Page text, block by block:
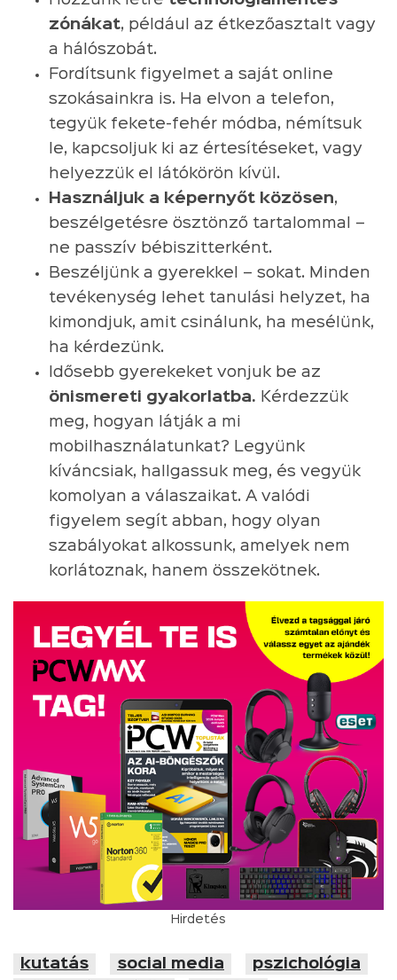
zónákat, például az étkezőasztalt vagy
a hálószobát.
Fordítsunk figyelmet a saját online
szokásainkra is. Ha elvon a telefon,
tegyük fekete-fehér módba, némítsuk
le, kapcsoljuk ki az értesítéseket, vagy
helyezzük el látókörön kívül.
Használjuk a képernyőt közösen,
beszélgetésre ösztönző tartalommal –
ne passzív bébiszitterként.
Beszéljünk a gyerekkel – sokat. Minden
tevékenység lehet tanulási helyzet, ha
kimondjuk, amit csinálunk, ha mesélünk,
ha kérdezünk.
Idősebb gyerekeket vonjuk be az
önismereti gyakorlatba. Kérdezzük
meg, hogyan látják a mi
mobilhasználatunkat? Legyünk
kíváncsiak, hallgassuk meg, és vegyük
komolyan a válaszaikat. A valódi
figyelem segít abban, hogy olyan
szabályokat alkossunk, amelyek nem
korlátoznak, hanem összekötnek.
Hirdetés
kutatás social media
pszichológia